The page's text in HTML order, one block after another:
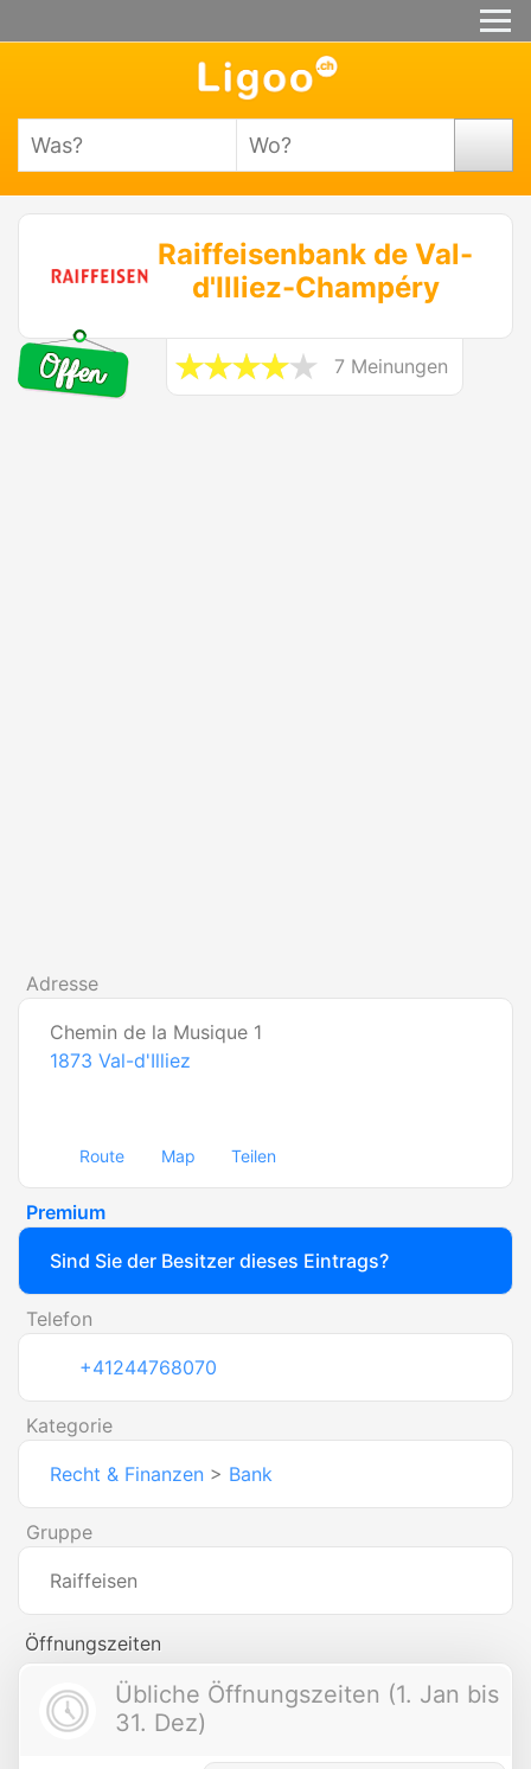
Raiffeisenbank de Val-
d'Illiez-Champéry
7 Meinungen
Adresse
Chemin de la Musique 1
1873 Val-d'Illiez
Route Map Teilen
Premium
Sind Sie der Besitzer dieses Eintrags?
Telefon
+41244768070
Kategorie
Recht & Finanzen > Bank
Gruppe
Raiffeisen
Öffnungszeiten
Übliche Öffnungszeiten (1. Jan bis
31. Dez)